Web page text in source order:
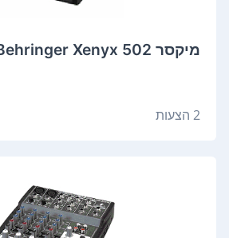
‏מיקסר Behringer Xenyx 502 ברינגר
2 הצעות